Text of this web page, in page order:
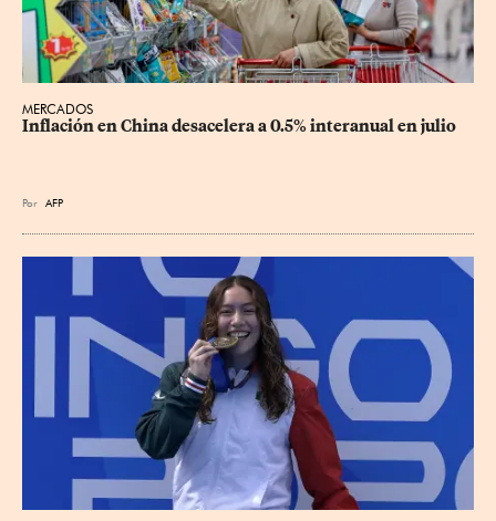
MERCADOS
Inflación en China desacelera a 0.5% interanual en julio
Por AFP